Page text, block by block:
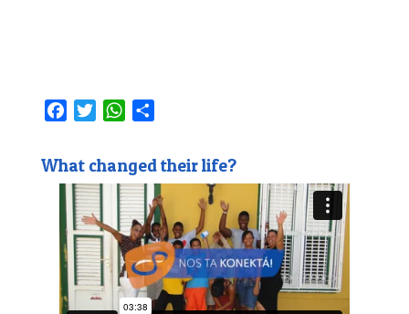
e
b
o
o
k
t
t
e
r
W
t
s
A
p
p
e
n
What changed their life?